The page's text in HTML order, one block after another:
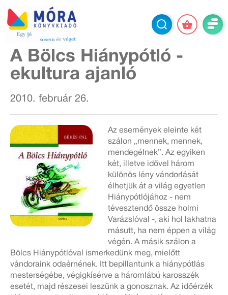
A Bölcs Hiánypótló -
ekultura ajanló
2010. február 26.
Az események eleinte két
szálon „mennek, mennek,
mendegélnek”. Az egyiken
két, illetve idővel három
különös lény vándorlását
élhetjük át a világ egyetlen
Hiánypótlójához - nem
tévesztendő össze holmi
Varázslóval -, aki hol lakhatna
másutt, ha nem éppen a világ
végén. A másik szálon a
Bölcs Hiánypótlóval ismerkedünk meg, mielőtt
vándoraink odaérnének. Itt bepillantunk a hiánypótlás
mesterségébe, végigkísérve a háromlábú karosszék
esetét, majd részesei leszünk a gonosznak. Az időérzék